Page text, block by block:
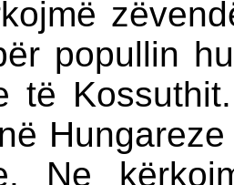
popullin
të
Ne